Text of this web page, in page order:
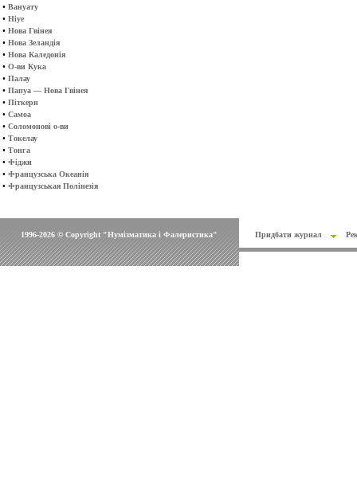
• Вануату
• Ніуе
• Нова Гвінея
• Нова Зеландія
• Нова Каледонія
• О-ви Кука
• Палау
• Папуа — Нова Гвінея
• Піткерн
• Самоа
• Соломонові о-ви
• Токелау
• Тонга
• Фіджи
• Французська Океанія
• Французськая Полінезія
1996-2026 © Copyright "Нумізматика і Фалеристика" Придбати журнал